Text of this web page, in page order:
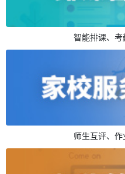
智能排课、
师生互评、